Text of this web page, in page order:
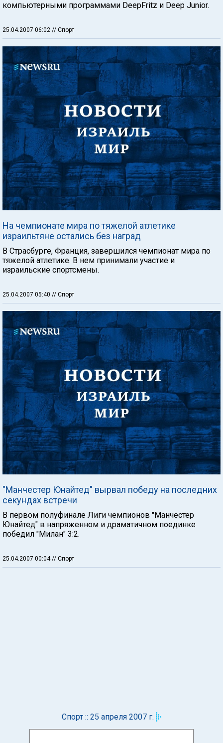
компьютерными программами DeepFritz и Deep Junior.
25.04.2007 06:02 // Спорт
На чемпионате мира по тяжелой атлетике
израильтяне остались без наград
В Страсбурге, Франция, завершился чемпионат мира по
тяжелой атлетике. В нем принимали участие и
израильские спортсмены.
25.04.2007 05:40 // Спорт
"Манчестер Юнайтед" вырвал победу на последних
секундах встречи
В первом полуфинале Лиги чемпионов "Манчестер
Юнайтед" в напряженном и драматичном поединке
победил "Милан" 3:2.
25.04.2007 00:04// Спорт
Спорт :: 25 апреля 2007 г.